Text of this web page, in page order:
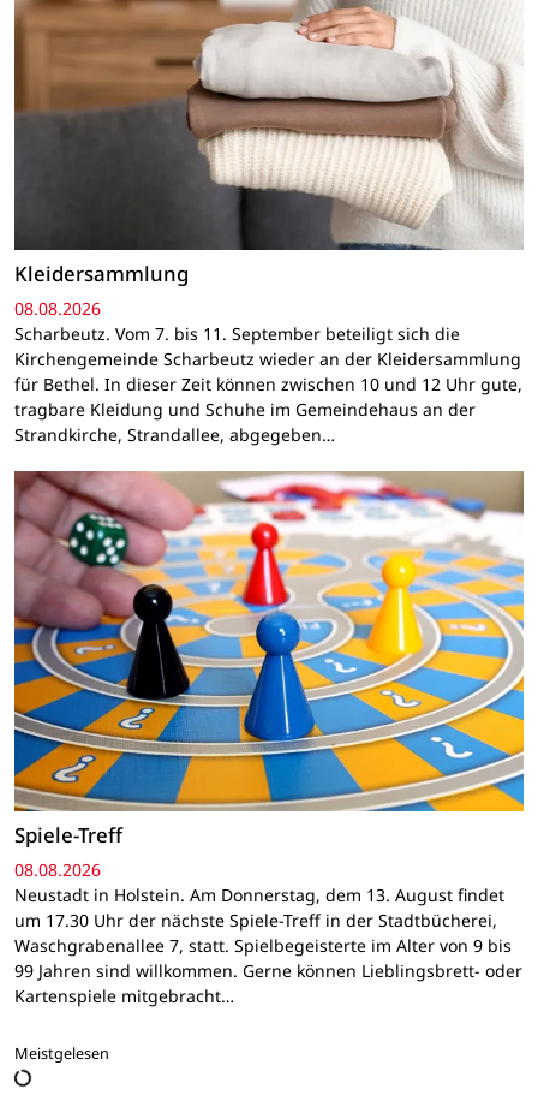
Kleidersammlung
08.08.2026
Scharbeutz. Vom 7. bis 11. September beteiligt sich die
Kirchengemeinde Scharbeutz wieder an der Kleidersammlung
für Bethel. In dieser Zeit können zwischen 10 und 12 Uhr gute,
tragbare Kleidung und Schuhe im Gemeindehaus an der
Strandkirche, Strandallee, abgegeben…
Spiele-Treff
08.08.2026
Neustadt in Holstein. Am Donnerstag, dem 13. August findet
um 17.30 Uhr der nächste Spiele-Treff in der Stadtbücherei,
Waschgrabenallee 7, statt. Spielbegeisterte im Alter von 9 bis
99 Jahren sind willkommen. Gerne können Lieblingsbrett- oder
Kartenspiele mitgebracht…
Meistgelesen